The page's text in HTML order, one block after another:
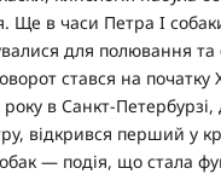
Ще в часи Петра I
для полювання
стався на початку
в Санкт-
відкрився перший у
— подія, що стала